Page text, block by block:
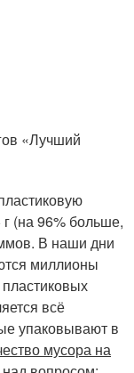
«Лучший
(на 96% больше,
В наши дни
миллионы
всё
упаковывают в
мусора на